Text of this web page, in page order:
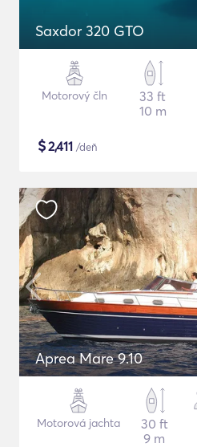
Saxdor 320 GTO
Motorový čln
33 ft
10 m
$2,411 /deň
Aprea Mare 9.10
Motorová jachta
30 ft
9 m